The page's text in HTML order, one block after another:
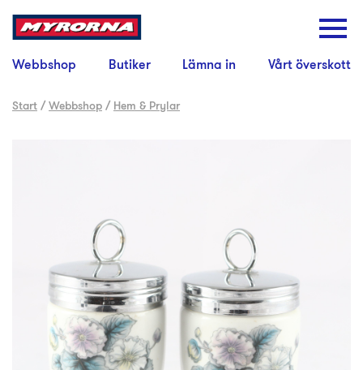
Webbshop Butiker Lämna in Vårt överskott
Start /Webbshop / Hem & Prylar